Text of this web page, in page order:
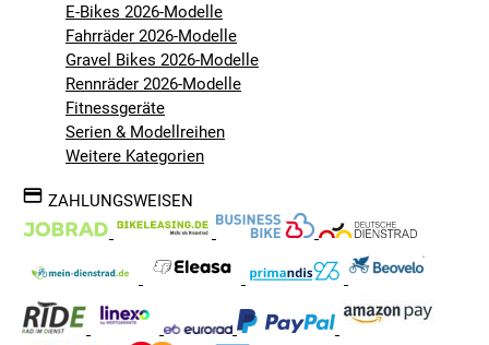
E-Bikes 2026-Modelle
Fahrräder 2026-Modelle
Gravel Bikes 2026-Modelle
Rennräder 2026-Modelle
Fitnessgeräte
Serien & Modellreihen
Weitere Kategorien
ZAHLUNGSWEISEN